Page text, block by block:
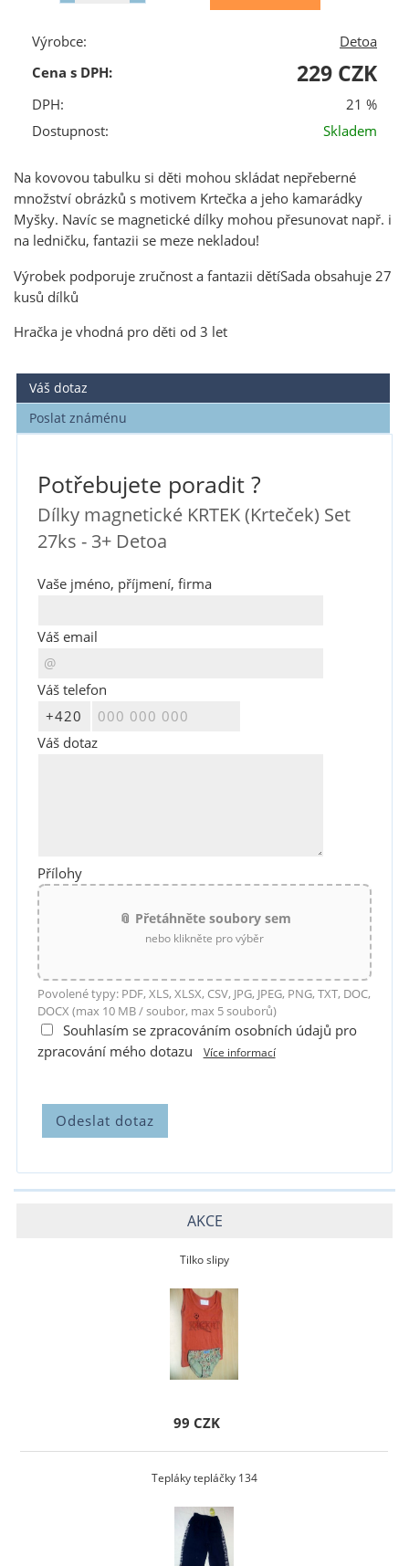
Výrobce:
Detoa
Cena s DPH:
229 CZK
DPH:
21 %
Dostupnost:
Skladem
Na kovovou tabulku si děti mohou skládat nepřeberné
množství obrázků s motivem Krtečka a jeho kamarádky
Myšky. Navíc se magnetické dílky mohou přesunovat např. i
na ledničku, fantazii se meze nekladou!
Výrobek podporuje zručnost a fantazii dětíSada obsahuje 27
kusů dílků
Hračka je vhodná pro děti od 3 let
Váš dotaz
Poslat známénu
Potřebujete poradit ?
Dílky magnetické KRTEK (Krteček) Set
27ks - 3+ Detoa
Vaše jméno, příjmení, firma
Váš email
Váš telefon
Váš dotaz
Přílohy
📎 Přetáhněte soubory sem
nebo klikněte pro výběr
Povolené typy: PDF, XLS, XLSX, CSV, JPG, JPEG, PNG, TXT, DOC,
DOCX (max 10 MB / soubor, max 5 souborů)
Souhlasím se zpracováním osobních údajů pro
zpracování mého dotazu
Více informací
AKCE
Tilko slipy
99 CZK
Tepláky tepláčky 134